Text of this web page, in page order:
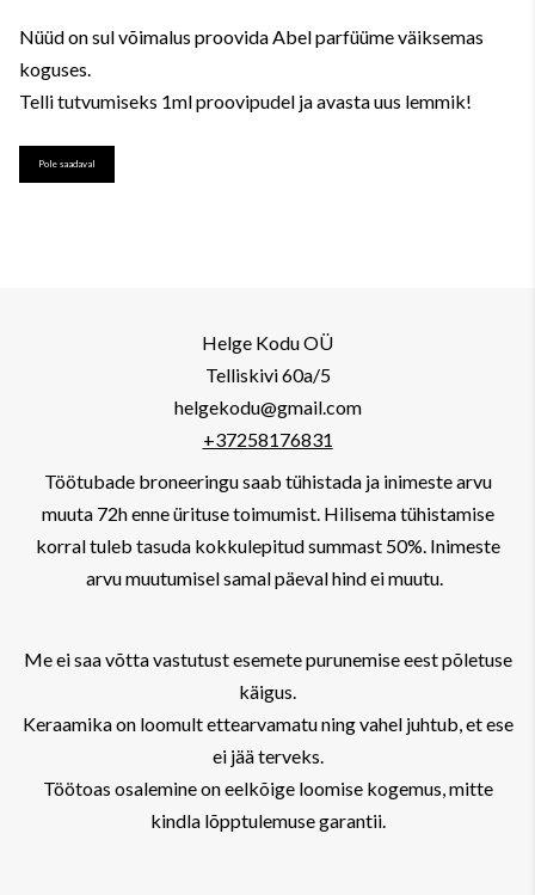
Nüüd on sul võimalus proovida Abel parfüüme väiksemas
koguses.
Telli tutvumiseks 1ml proovipudel ja avasta uus lemmik!
Pole saadaval
Helge Kodu OÜ
Telliskivi 60a/5
helgekodu@gmail.com
+37258176831
Töötubade broneeringu saab tühistada ja inimeste arvu
muuta 72h enne ürituse toimumist. Hilisema tühistamise
korral tuleb tasuda kokkulepitud summast 50%. Inimeste
arvu muutumisel samal päeval hind ei muutu.
Me ei saa võtta vastutust esemete purunemise eest põletuse
käigus.
Keraamika on loomult ettearvamatu ning vahel juhtub, et ese
ei jää terveks.
Töötoas osalemine on eelkõige loomise kogemus, mitte
kindla lõpptulemuse garantii.